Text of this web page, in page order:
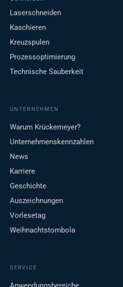
Laserschneiden
Kaschieren
Kreuzspulen
Prozessoptimierung
Technische Sauberkeit
UNTERNEHMEN
Warum Krückemeyer?
Unternehmenskennzahlen
News
Karriere
Geschichte
Auszeichnungen
Vorlesetag
Weihnachtstombola
SERVICE